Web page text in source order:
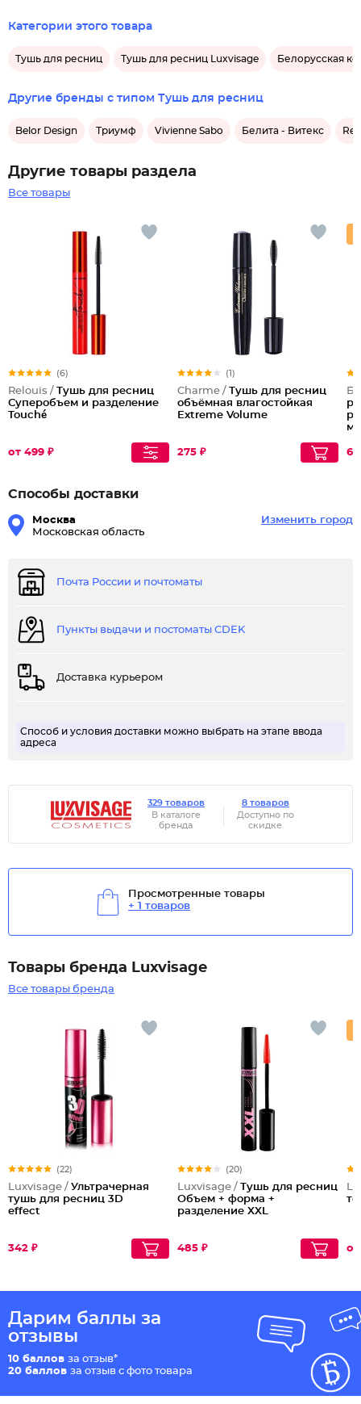
Категории этого товара
Тушь для ресниц Тушь для ресниц Luxvisage Белорусская
Другие бренды с типом Тушь для ресниц
Belor Design Триумф Vivienne Sabo Белита - Витекс
Другие товары раздела
Все товары
(6)
Relouis / Тушь для ресниц
Суперобъем и разделение
Touché
от 499 ₽
(1)
Charme / Тушь для ресниц
объёмная влагостойкая
Extreme Volume
275 ₽
Способы доставки
Москва
Московская область
Изменить город
Почта России и почтоматы
Пункты выдачи и постоматы CDEK
Доставка курьером
Способ и условия доставки можно выбрать на этапе ввода
адреса
329 товаров
В каталоге
бренда
8 товаров
Доступно по
скидке
Просмотренные товары
+ 1 товаров
Товары бренда Luxvisage
Все товары бренда
(22)
Luxvisage / Ультрачерная
тушь для ресниц 3D
effect
342 ₽
(20)
Luxvisage / Тушь для ресниц
Объем + форма +
разделение XXL
485 ₽
Дарим баллы за
отзывы
10 баллов за отзыв*
20 баллов за отзыв с фото товара